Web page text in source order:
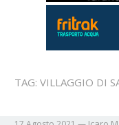
TAG:VILLAGGIO DI